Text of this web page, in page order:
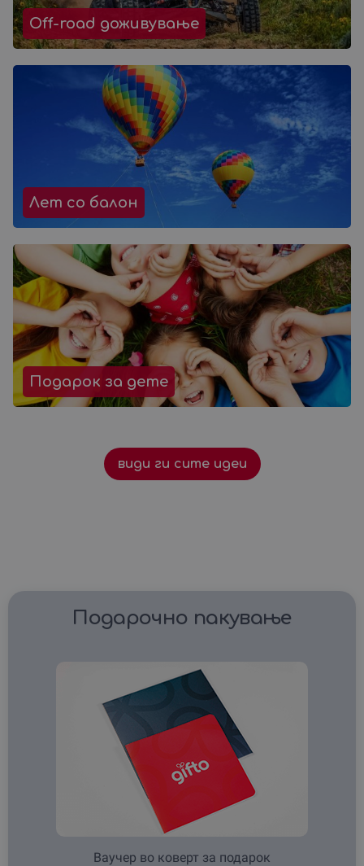
Off-road доживување
Лет со балон
Подарок за дете
види ги сите идеи
Подарочно пакување
Ваучер во коверт за подарок